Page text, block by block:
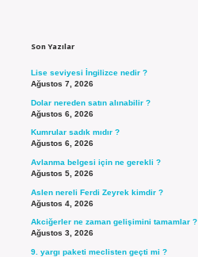
Son Yazılar
Lise seviyesi İngilizce nedir ?
Ağustos 7, 2026
Dolar nereden satın alınabilir ?
Ağustos 6, 2026
Kumrular sadık mıdır ?
Ağustos 6, 2026
Avlanma belgesi için ne gerekli ?
Ağustos 5, 2026
Aslen nereli Ferdi Zeyrek kimdir ?
Ağustos 4, 2026
Akciğerler ne zaman gelişimini tamamlar ?
Ağustos 3, 2026
9. yargı paketi meclisten geçti mi ?